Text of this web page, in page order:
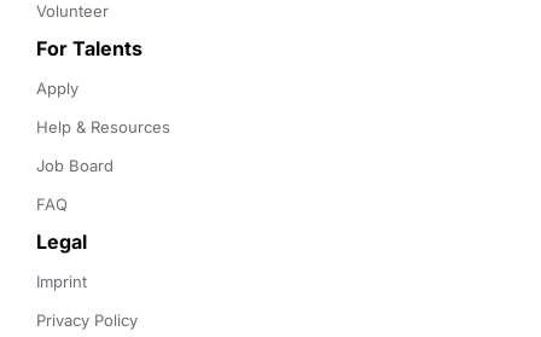
Volunteer
For Talents
Apply
Help & Resources
Job Board
FAQ
Legal
Imprint
Privacy Policy